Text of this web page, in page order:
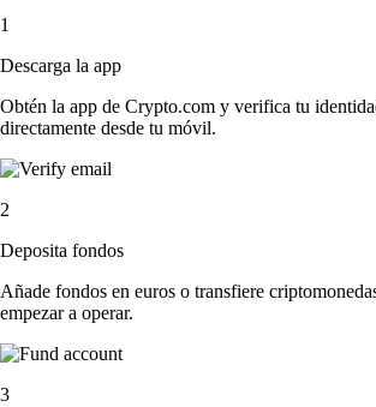
1
Descarga la app
Obtén la app de Crypto.com y verifica tu
directamente desde tu móvil.
2
Deposita fondos
Añade fondos en euros o transfiere
empezar a operar.
3